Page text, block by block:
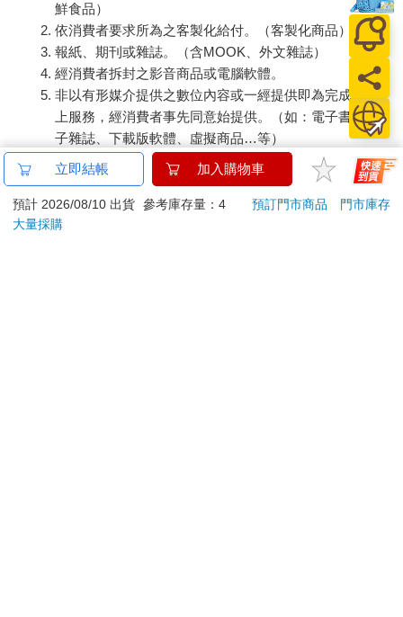
鮮食品）
依消費者要求所為之客製化給付。（客製化商品）
報紙、期刊或雜誌。（含MOOK、外文雜誌）
經消費者拆封之影音商品或電腦軟體。
非以有形媒介提供之數位內容或一經提供即為完成之線
上服務，經消費者事先同意始提供。（如：電子書、電
子雜誌、下載版軟體、虛擬商品…等）
已拆封之個人衛生用品。（如：內衣褲、刮鬍刀、除毛
刀…等）
若非上列種類商品，均享有到貨7天的猶豫期（含例假
日）。
立即結帳 加入購物車
預計 2026/08/10 出貨 參考庫存量：4 預訂門市商品
門市庫存
大量採購